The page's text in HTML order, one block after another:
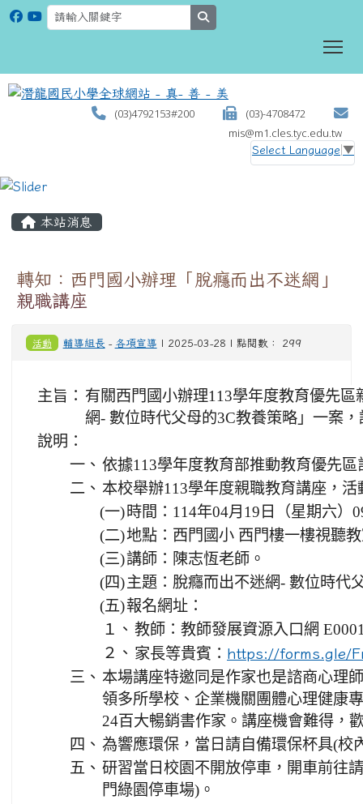
(03)4792153#200
(03)-4708472
mis@m1.cles.tyc.edu.tw
Select Language ▼
本站消息
轉知：西門國小辦理「脫癮而出不迷網」
親職講座
活動 輔導組長 - 各項宣導 | 2025-03-28 | 點閱數： 299
主旨： 有關西門國小辦理113學年度教育優先
網- 數位時代父母的3C教養策略」一案
說明：
一、 依據113學年度教育部推動教育優先區
二、 本校舉辦113學年度親職教育講座，活
(一)時間：114年04月19日（星期六）
(二)地點：西門國小 西門樓一樓視聽
(三)講師：陳志恆老師。
(四)主題：脫癮而出不迷網- 數位時代
(五)報名網址：
１、 教師：教師發展資源入口網
２、 家長等貴賓： https://forms.gle/
三、 本場講座特邀同是作家也是諮商心理
領多所學校、企業機關團體心理健康
24百大暢銷書作家。講座機會難得，
四、 為響應環保，當日請自備環保杯具(校
五、 研習當日校園不開放停車，開車前往
門綠園停車場)。